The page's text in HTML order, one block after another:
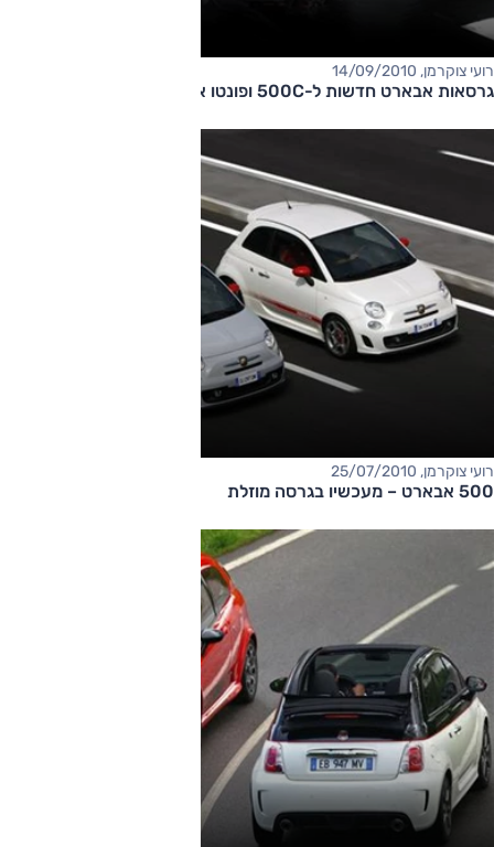
רועי צוקרמן, 14/09/2010
גרסאות אבארט חדשות ל-500C ופונטו איוו
רועי צוקרמן, 25/07/2010
500 אבארט – מעכשיו בגרסה מוזלת